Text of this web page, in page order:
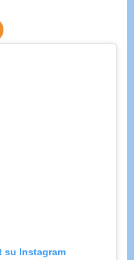
su Instagram